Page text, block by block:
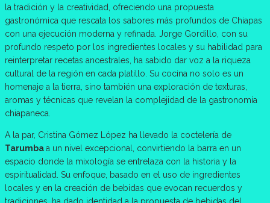
la tradición y la creatividad, ofreciendo una propuesta
gastronómica que rescata los sabores más profundos de Chiapas
con una ejecución moderna y refinada. Jorge Gordillo, con su
profundo respeto por los ingredientes locales y su habilidad para
reinterpretar recetas ancestrales, ha sabido dar voz a la riqueza
cultural de la región en cada platillo. Su cocina no solo es un
homenaje a la tierra, sino también una exploración de texturas,
aromas y técnicas que revelan la complejidad de la gastronomía
chiapaneca.
A la par, Cristina Gómez López ha llevado la coctelería de
Tarumbaa un nivel excepcional, convirtiendo la barra en un
espacio donde la mixología se entrelaza con la historia y la
espiritualidad. Su enfoque, basado en el uso de ingredientes
locales y en la creación de bebidas que evocan recuerdos y
tradiciones, ha dado identidad a la propuesta de bebidas del